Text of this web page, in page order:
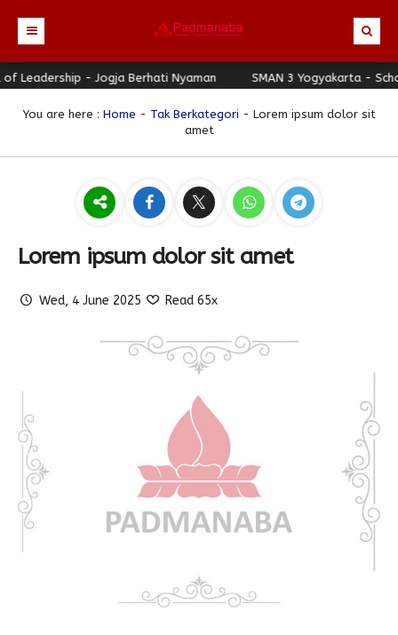
Beranda
Profil
Struktur Organisasi
Kolom Siswa
Guru & Karyawan
Padmanaba Smart Service
Majalah Digital
Antologi Puisi 4
Video
Hubungi Kami
Alumni
- Jogja Berhati Nyaman SMAN 3 Yogyakarta - School of
You are here : Home - Tak Berkategori - Lorem ipsum dolor sit
amet
Lorem ipsum dolor sit amet
Wed, 4 June 2025 Read 65x